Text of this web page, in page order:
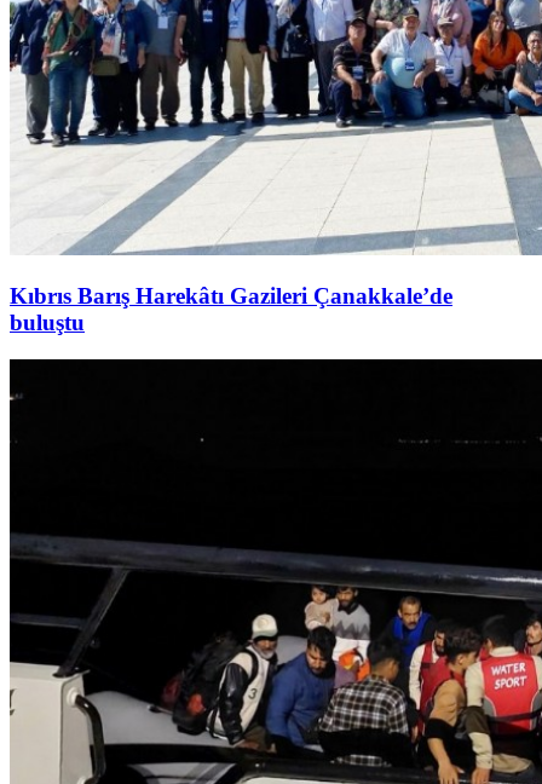
Kıbrıs Barış Harekâtı Gazileri Çanakkale’de
buluştu